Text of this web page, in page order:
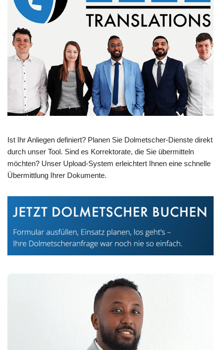
Ist Ihr Anliegen definiert? Planen Sie Dolmetscher-Dienste direkt
durch unser Tool. Sind es Korrektorate, die Sie übermitteln
möchten? Unser Upload-System erleichtert Ihnen eine schnelle
Übermittlung Ihrer Dokumente.